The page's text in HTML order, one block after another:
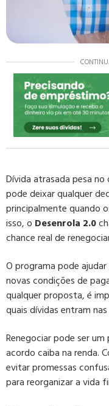
Dívida atrasada pesa
pode deixar qualquer
principalmente quando
isso, o Desenrola 2.0
chance real de
O programa pode
novas condições de
qualquer proposta, é
quais dívidas entram
Renegociar pode ser
acordo caiba na renda.
evitar promessas
para reorganizar a vida